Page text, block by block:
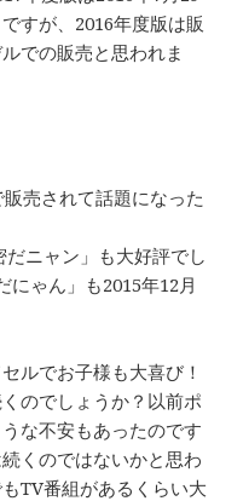
すが、2016年度版は販
での販売と思われま
売されて話題になった
ニャン」も大好評でし
にゃん」も2015年12月
ルでお子様も大喜び！
のでしょうか？以前ポ
な不安もあったのです
くのではないかと思わ
TV番組があるくらい大